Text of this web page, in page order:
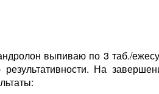
выпиваю по 3 таб./
На